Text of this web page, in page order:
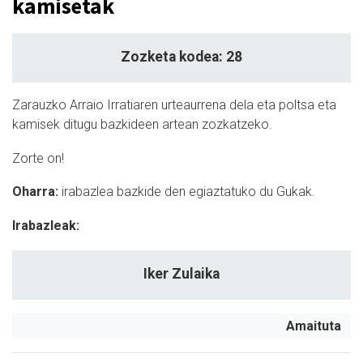
kamisetak
Zozketa kodea: 28
Zarauzko Arraio Irratiaren urteaurrena dela eta poltsa eta
kamisek ditugu bazkideen artean zozkatzeko.
Zorte on!
Oharra: irabazlea bazkide den egiaztatuko du Gukak.
Irabazleak:
Iker Zulaika
Amaituta